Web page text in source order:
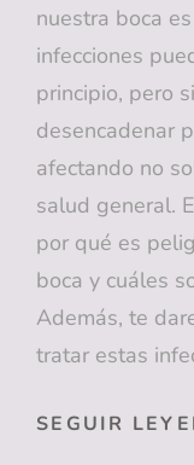
nuestra boca
infecciones
principio, pero
desencadenar
afectando no
salud general.
por qué es
boca y cuáles
Además, te
tratar estas
SEGUIR